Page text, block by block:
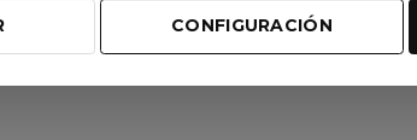
CONFIGURACIÓN